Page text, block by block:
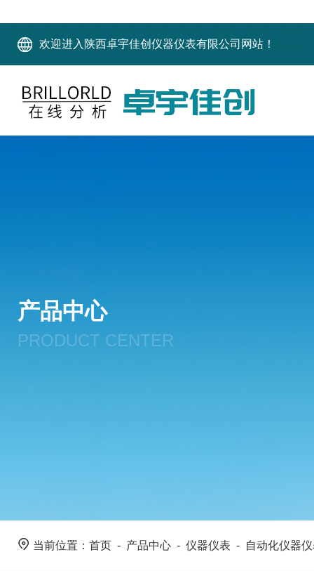
欢迎进入陕西卓宇佳创仪器仪表有限公司网站！
产品中心
PRODUCT CENTER
当前位置： 首页 - 产品中心 - 仪器仪表 - 自动化仪器